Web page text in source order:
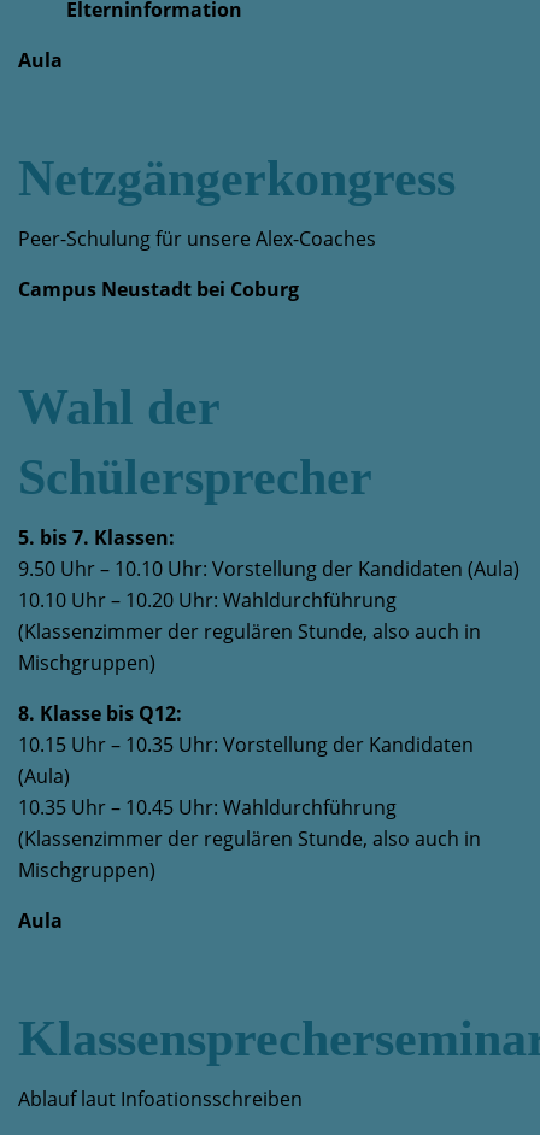
Elterninformation
Aula
Netzgängerkongress
Peer-Schulung für unsere Alex-Coaches
Campus Neustadt bei Coburg
Wahl der
Schülersprecher
5. bis 7. Klassen:
9.50 Uhr – 10.10 Uhr: Vorstellung der Kandidaten (Aula)
10.10 Uhr – 10.20 Uhr: Wahldurchführung
(Klassenzimmer der regulären Stunde, also auch in
Mischgruppen)
8. Klasse bis Q12:
10.15 Uhr – 10.35 Uhr: Vorstellung der Kandidaten
(Aula)
10.35 Uhr – 10.45 Uhr: Wahldurchführung
(Klassenzimmer der regulären Stunde, also auch in
Mischgruppen)
Aula
Ablauf laut Infoationsschreiben